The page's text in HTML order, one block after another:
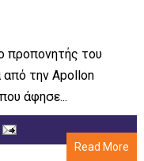
προπονητής του
την Apollon
άφησε...
Read More